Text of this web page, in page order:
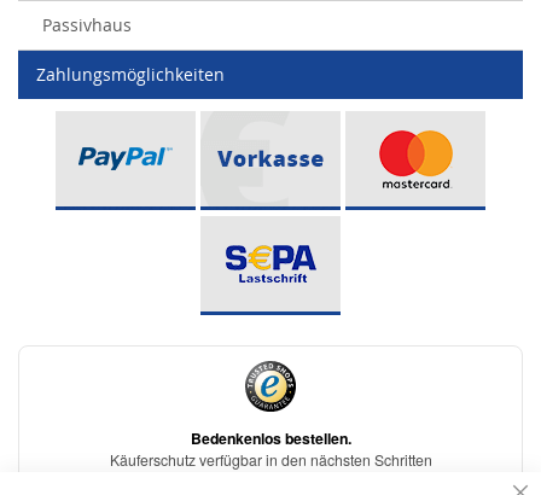
Passivhaus
Zahlungsmöglichkeiten